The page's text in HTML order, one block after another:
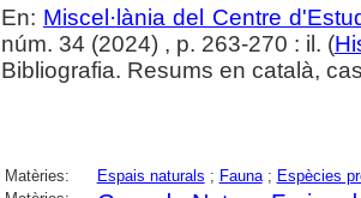
En: Miscel·lània del Centre
núm. 34 (2024) , p. 263-270 : il. (
Bibliografia. Resums en català,
Matèries: Espais naturals ; Fauna; Espècies